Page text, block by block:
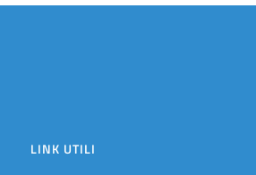
LINK UTILI